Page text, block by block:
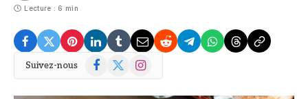
Lecture : 6 min
Suivez-nous Facebook
X
Instagram